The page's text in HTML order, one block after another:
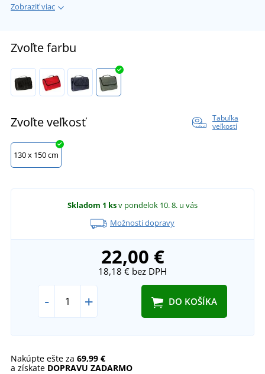
Zobraziť viac
Zvoľte farbu
Zvoľte veľkosť
Tabuľka
veľkostí
130 x 150 cm
Skladom 1 ksv pondelok 10. 8. u vás
Možnosti dopravy
22,00 €
18,18 € bez DPH
- + DO KOŠÍKA
Nakúpte ešte za 69,99 €
a získate DOPRAVU ZADARMO